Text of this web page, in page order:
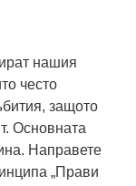
нашия
често
защото
Основната
Направете
„Прави